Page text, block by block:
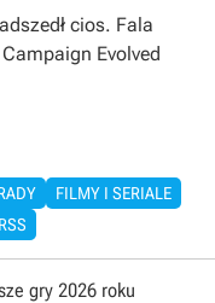
cios. Fala
Evolved
FILMY I SERIALE
RSS
gry 2026 roku